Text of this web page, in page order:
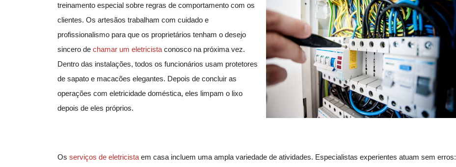
treinamento especial sobre regras de comportamento com os
clientes. Os artesãos trabalham com cuidado e
profissionalismo para que os proprietários tenham o desejo
sincero de chamar um eletricista conosco na próxima vez.
Dentro das instalações, todos os funcionários usam protetores
de sapato e macacões elegantes. Depois de concluir as
operações com eletricidade doméstica, eles limpam o lixo
depois de eles próprios.
Os serviços de eletricista em casa incluem uma ampla variedade de atividades. Especialistas experientes atuam sem erros: